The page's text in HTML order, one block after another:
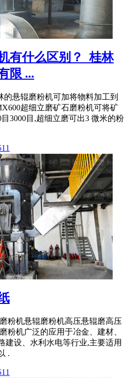
有什么区别？_桂林
限 ...
的悬辊磨粉机可加将物料加工到
超细立磨矿石磨粉机可将矿
3000目,超细立磨可出3 微米的粉
粉机悬辊磨粉机高压悬辊磨高压
粉机广泛的应用于冶金、建材、
建设、水利水电等行业,主要适用
.